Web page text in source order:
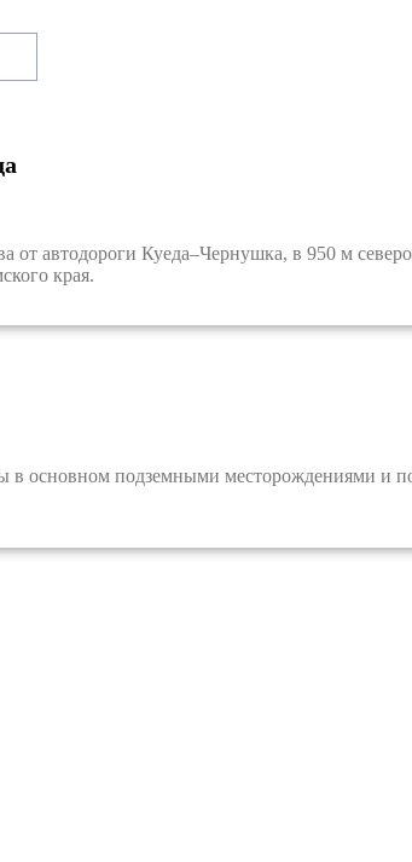
автодороги Куеда–Чернушка, в 950 м
края.
в основном подземными месторождениями и